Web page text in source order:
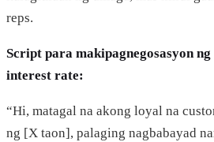
reps.
Script para makipagnegosasyon ng
interest rate:
“Hi, matagal na akong loyal na
ng [X taon], palaging nagbabayad